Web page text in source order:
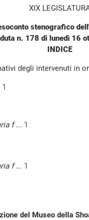
XIX
stenografico
n. 178 di lunedì 16
INDICE
degli intervenuti in
1
f... 1
f... 1
del Museo della